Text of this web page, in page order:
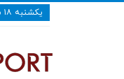
یکشنبه ۱۸ مرداد ۱۴۰۵